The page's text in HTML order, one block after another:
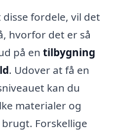
fordele, vil det
hvorfor det er så
på en tilbygning
. Udover at få en
kan du
materialer og
Forskellige